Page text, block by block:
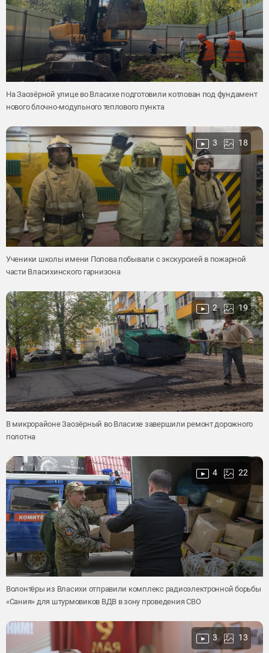
На Заозёрной улице во Власихе подготовили котлован под фундамент
нового блочно-модульного теплового пункта
3 18
Ученики школы имени Попова побывали с экскурсией в пожарной
части Власихинского гарнизона
2 19
В микрорайоне Заозёрный во Власихе завершили ремонт дорожного
полотна
4 22
Волонтёры из Власихи отправили комплекс радиоэлектронной борьбы
«Сания» для штурмовиков ВДВ в зону проведения СВО
3 13